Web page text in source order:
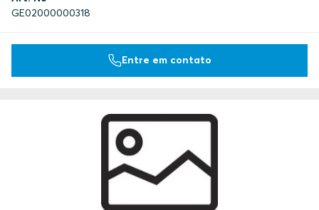
GE02000000318
Entre em contato